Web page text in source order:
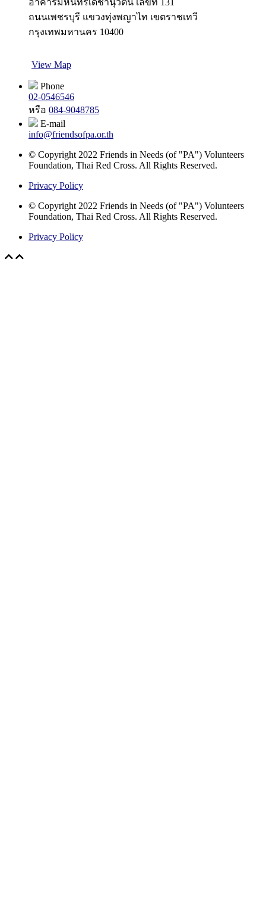
อาคารมหินทรเดชานุวัตน์ เลขที่ 131
ถนนเพชรบุรี แขวงทุ่งพญาไท เขตราชเทวี
กรุงเทพมหานคร 10400
View Map
Phone
02-0546546
หรือ 084-9048785
E-mail
info@friendsofpa.or.th
© Copyright 2022 Friends in Needs (of "PA") Volunteers
Foundation, Thai Red Cross. All Rights Reserved.
Privacy Policy
© Copyright 2022 Friends in Needs (of "PA") Volunteers
Foundation, Thai Red Cross. All Rights Reserved.
Privacy Policy